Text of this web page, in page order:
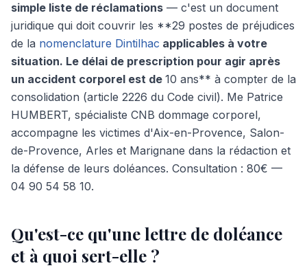
simple liste de réclamations — c'est un document
juridique qui doit couvrir les **29 postes de préjudices
de la nomenclature Dintilhac applicables à votre
situation. Le délai de prescription pour agir après
un accident corporel est de 10 ans** à compter de la
consolidation (article 2226 du Code civil). Me Patrice
HUMBERT, spécialiste CNB dommage corporel,
accompagne les victimes d'Aix-en-Provence, Salon-
de-Provence, Arles et Marignane dans la rédaction et
la défense de leurs doléances. Consultation : 80€ —
04 90 54 58 10.
Qu'est-ce qu'une lettre de doléance
et à quoi sert-elle ?